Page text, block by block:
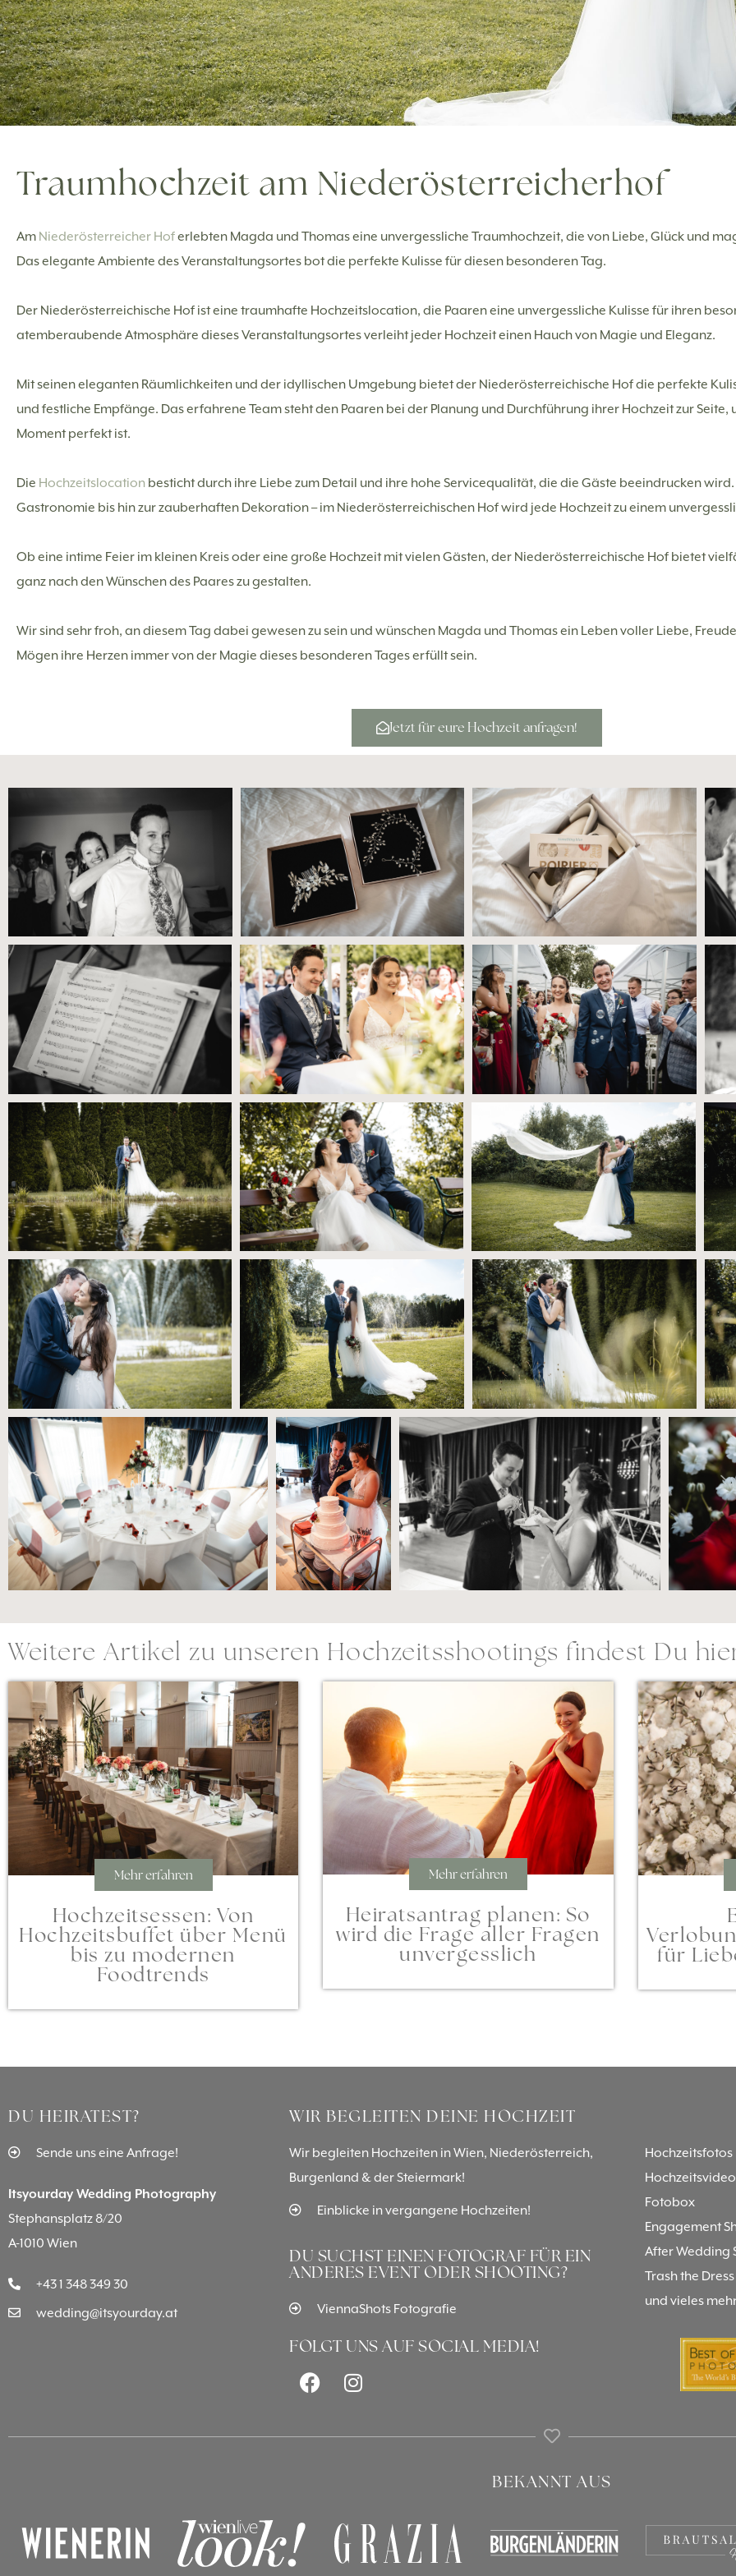
Traumhochzeit am Niederösterreicherhof
Am Niederösterreicher Hoferlebten Magda und Thomas eine unvergessliche Traumhochzeit, die von Liebe, Glück und
Das elegante Ambiente des Veranstaltungsortes bot die perfekte Kulisse für diesen besonderen Tag.
Der Niederösterreichische Hof ist eine traumhafte Hochzeitslocation, die Paaren eine unvergessliche Kulisse für ihren
atemberaubende Atmosphäre dieses Veranstaltungsortes verleiht jeder Hochzeit einen Hauch von Magie und Eleganz.
Mit seinen eleganten Räumlichkeiten und der idyllischen Umgebung bietet der Niederösterreichische Hof die perfekte
und festliche Empfänge. Das erfahrene Team steht den Paaren bei der Planung und Durchführung ihrer Hochzeit zur Seite,
Moment perfekt ist.
Die Hochzeitslocation besticht durch ihre Liebe zum Detail und ihre hohe Servicequalität, die die Gäste beeindrucken
Gastronomie bis hin zur zauberhaften Dekoration – im Niederösterreichischen Hof wird jede Hochzeit zu einem
Ob eine intime Feier im kleinen Kreis oder eine große Hochzeit mit vielen Gästen, der Niederösterreichische Hof bietet
ganz nach den Wünschen des Paares zu gestalten.
Wir sind sehr froh, an diesem Tag dabei gewesen zu sein und wünschen Magda und Thomas ein Leben voller Liebe,
Mögen ihre Herzen immer von der Magie dieses besonderen Tages erfüllt sein.
Jetzt für eure Hochzeit anfragen!
Weitere Artikel zu unseren Hochzeitsshootings findest Du
Mehr erfahren
Hochzeitsessen: Von
Hochzeitsbuffet über Menü
bis zu modernen
Foodtrends
Mehr erfahren
Heiratsantrag planen: So
wird die Frage aller Fragen
unvergesslich für
DU HEIRATEST?
Sende uns eine Anfrage!
Itsyourday Wedding Photography
Stephansplatz 8/20
A-1010 Wien
+43 1 348 349 30
wedding@itsyourday.at
WIR BEGLEITEN DEINE HOCHZEIT
Wir begleiten Hochzeiten in Wien, Niederösterreich,
Burgenland & der Steiermark!
Einblicke in vergangene Hochzeiten!
DU SUCHST EINEN FOTOGRAF FÜR EIN
ANDERES EVENT ODER SHOOTING?
ViennaShots Fotografie
FOLGT UNS AUF SOCIAL MEDIA!
Hochzeitsfotos
Fotobox
Engagement
After Wedding
Trash the
und vieles
BEKANNT AUS